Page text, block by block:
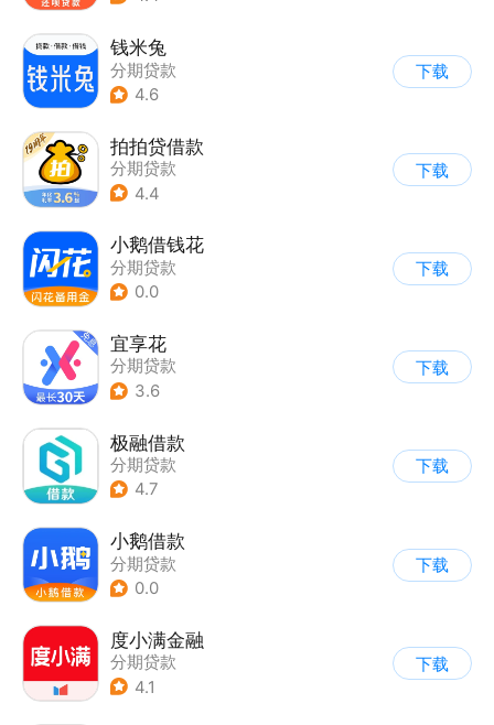
钱米兔
分期贷款
4.6
下载
拍拍贷借款
分期贷款
4.4
下载
小鹅借钱花
分期贷款
0.0
下载
宜享花
分期贷款
3.6
下载
极融借款
分期贷款
4.7
下载
小鹅借款
分期贷款
0.0
下载
度小满金融
分期贷款
4.1
下载